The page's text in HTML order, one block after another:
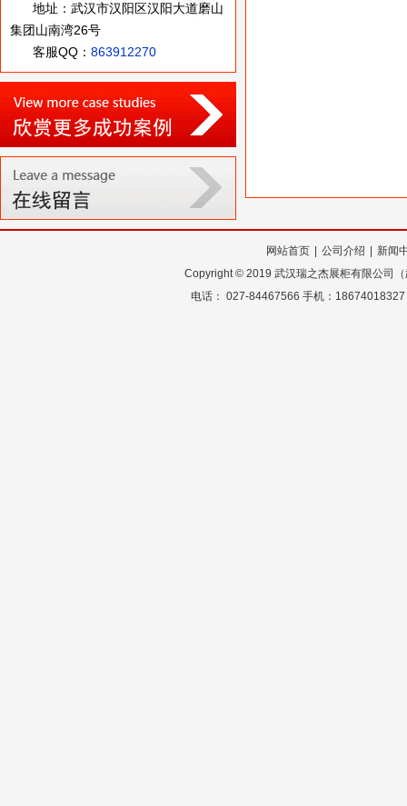
地址：武汉市汉阳区汉阳大道磨山
集团山南湾26号
客服QQ： 863912270
网站首页 公司介绍
新闻
Copyright© 2019 武汉瑞之杰展柜有限公司
电话： 027-84467566 手机：